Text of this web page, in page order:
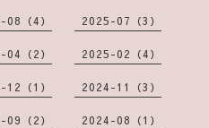
（4） 2025-07（3）
（2） 2025-02（4）
（1） 2024-11（3）
（2） 2024-08（1）